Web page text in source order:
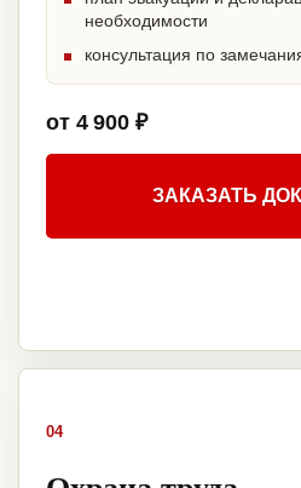
необходимости
консультация по
от 4 900 ₽
ЗАКАЗАТЬ
04